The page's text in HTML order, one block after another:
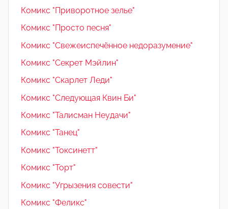
Комикс "Приворотное зелье"
Комикс "Просто песня"
Комикс "Свежеиспечённое недоразумение"
Комикс "Секрет Мэйлин"
Комикс "Скарлет Леди"
Комикс "Следующая Квин Би"
Комикс "Талисман Неудачи"
Комикс "Танец"
Комикс "Токсинетт"
Комикс "Торт"
Комикс "Угрызения совести"
Комикс "Феликс"